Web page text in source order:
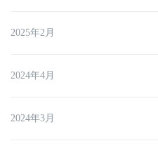
2025年2月
2024年4月
2024年3月